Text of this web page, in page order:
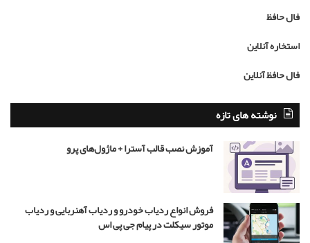
ر
ه
ب
ا
ز
فال حافظ
استخاره آنلاین
فال حافظ آنلاین
نوشته های تازه
آموزش نصب قالب آسترا + ماژول‌های پرو
فروش انواع ردیاب خودرو و ردیاب آهنربایی و ردیاب
موتور سیکلت در پیام جی پی اس